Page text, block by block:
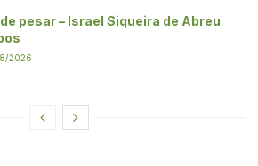
pesar – Israel Siqueira de Abreu
2026